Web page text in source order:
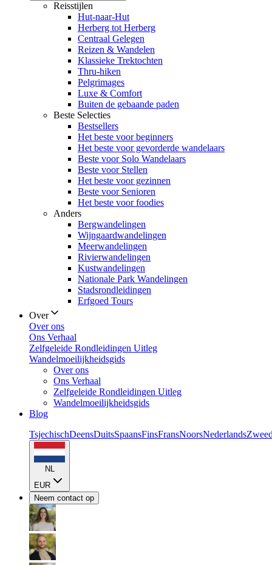
Reisstijlen
Hut-naar-Hut
Herberg tot Herberg
Centraal Gelegen
Reizen & Wandelen
Klassieke Trektochten
Thru-hiken
Pelgrimages
Luxe & Comfort
Buiten de gebaande paden
Beste Selecties
Bestsellers
Het beste voor beginners
Het beste voor gevorderde wandelaars
Beste voor Solo Wandelaars
Beste voor Stellen
Het beste voor gezinnen
Beste voor Senioren
Het beste voor foodies
Anders
Bergwandelingen
Wijngaardwandelingen
Meerwandelingen
Rivierwandelingen
Kustwandelingen
Nationale Park Wandelingen
Stadsrondleidingen
Erfgoed Tours
Over
Over ons
Ons Verhaal
Zelfgeleide Rondleidingen Uitleg
Wandelmoeilijkheidsgids
Over ons
Ons Verhaal
Zelfgeleide Rondleidingen Uitleg
Wandelmoeilijkheidsgids
Blog
TsjechischDeensDuitsSpaansFinsFransNoorsNederlands
NL
EUR
Neem contact op